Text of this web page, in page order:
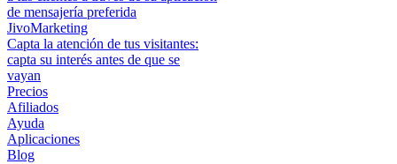
de mensajería preferida
JivoMarketing
Capta la atención de tus visitantes:
capta su interés antes de que se
vayan
Precios
Afiliados
Ayuda
Aplicaciones
Blog